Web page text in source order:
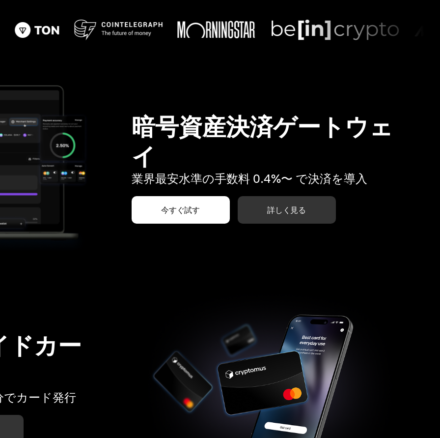
暗号資産決済ゲートウェ
イ
業界最安水準の手数料 0.4%〜 で決済を導入
今すぐ試す 詳しく見る
ドカー
でカード発行